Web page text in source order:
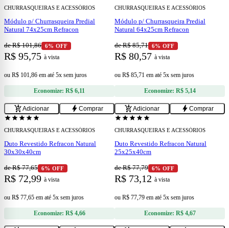
CHURRASQUEIRAS E ACESSÓRIOS
Módulo p/ Churrasqueira Predial
Natural 74x25cm Refracon
de R$ 101,86 6% OFF
R$ 95,75 à vista
ou R$ 101,86 em até 5x sem juros
Economize: R$ 6,11
add_shopping_cartAdicionar bolt Comprar
CHURRASQUEIRAS E ACESSÓRIOS
Módulo p/ Churrasqueira Predial
Natural 64x25cm Refracon
de R$ 85,71 6% OFF
R$ 80,57 à vista
ou R$ 85,71 em até 5x sem juros
Economize: R$ 5,14
add_shopping_cartAdicionar bolt Comprar
starstarstarstarstar
CHURRASQUEIRAS E ACESSÓRIOS
Duto Revestido Refracon Natural
30x30x40cm
de R$ 77,65 6% OFF
R$ 72,99 à vista
ou R$ 77,65 em até 5x sem juros
Economize: R$ 4,66
starstarstarstarstar
CHURRASQUEIRAS E ACESSÓRIOS
Duto Revestido Refracon Natural
25x25x40cm
de R$ 77,79 6% OFF
R$ 73,12 à vista
ou R$ 77,79 em até 5x sem juros
Economize: R$ 4,67